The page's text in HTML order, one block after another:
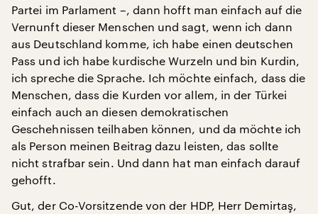
Partei im Parlament –, dann hofft man einfach auf die
Vernunft dieser Menschen und sagt, wenn ich dann
aus Deutschland komme, ich habe einen deutschen
Pass und ich habe kurdische Wurzeln und bin Kurdin,
ich spreche die Sprache. Ich möchte einfach, dass die
Menschen, dass die Kurden vor allem, in der Türkei
einfach auch an diesen demokratischen
Geschehnissen teilhaben können, und da möchte ich
als Person meinen Beitrag dazu leisten, das sollte
nicht strafbar sein. Und dann hat man einfach darauf
gehofft.
Gut, der Co-Vorsitzende von der HDP, Herr Demirtaş,